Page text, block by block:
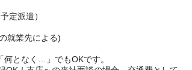
定派遣）
就業先による)
となく…」でもOKです。